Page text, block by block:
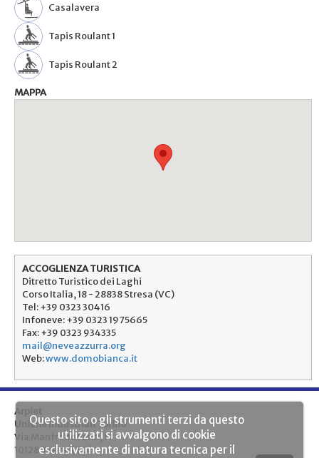
Casalavera
Tapis Roulant 1
Tapis Roulant 2
MAPPA
ACCOGLIENZA TURISTICA
Ditretto Turistico dei Laghi
Corso Italia, 18 - 28838 Stresa (VC)
Tel: +39 0323 30416
Infoneve: +39 0323 1975665
Fax: +39 0323 934335
mail@neveazzurra.org
Web:www.domobianca.it
Arpiet
Unione Industriali Torino
Via Manfredo Fanti, 17
10128 Torino (TO)
Questo sito o gli strumenti terzi da questo
utilizzati si avvalgono di cookie
esclusivamente di natura tecnica per il